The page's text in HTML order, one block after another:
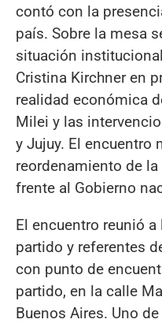
contó con la
país. Sobre la mesa
situación
Cristina Kirchner en
realidad económica
Milei y las
y Jujuy. El encuentro
reordenamiento de
frente al Gobierno
El encuentro reunió
partido y referentes
con punto de
partido, en la calle
Buenos Aires. Uno